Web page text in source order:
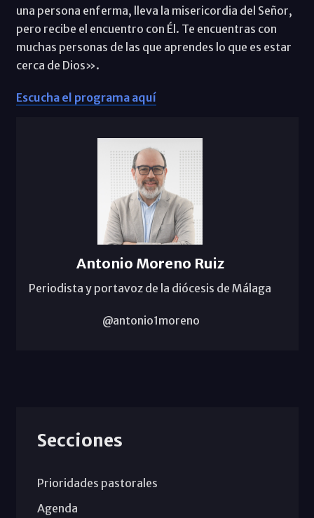
una persona enferma, lleva la misericordia del Señor,
pero recibe el encuentro con Él. Te encuentras con
muchas personas de las que aprendes lo que es estar
cerca de Dios».
Escucha el programa aquí
Antonio Moreno Ruiz
Periodista y portavoz de la diócesis de Málaga
@antonio1moreno
Secciones
Prioridades pastorales
Agenda